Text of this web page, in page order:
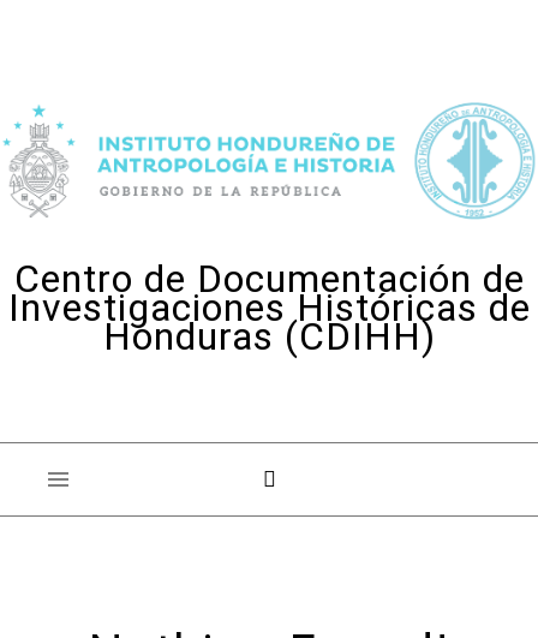
Centro de Documentación de
Investigaciones Históricas de
Honduras (CDIHH)